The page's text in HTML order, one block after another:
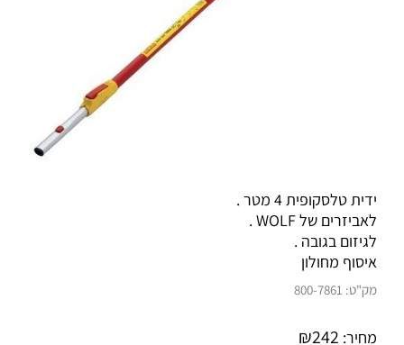
ידית טלסקופית 4 מטר .
לאביזרים של WOLF .
לגיזום בגובה .
איסוף מחולון
מק"ט: 800-7861
מחיר: ₪242